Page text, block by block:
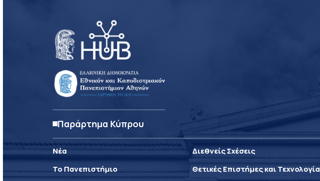
Παράρτημα Κύπρου
Νέα
Το Πανεπιστήμιο
Διεθνείς Σχέσεις
Θετικές Επιστήμες και Τεχνολογία